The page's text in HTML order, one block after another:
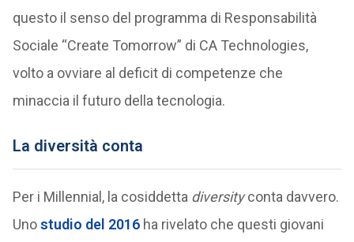
questo il senso del programma di Responsabilità
Sociale “Create Tomorrow” di CA Technologies,
volto a ovviare al deficit di competenze che
minaccia il futuro della tecnologia.
La diversità conta
Per i Millennial, la cosiddetta diversityconta davvero.
Unostudio del 2016ha rivelato che questi giovani